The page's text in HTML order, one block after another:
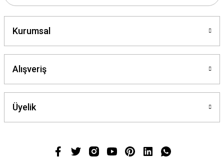
Kurumsal
Alışveriş
Üyelik